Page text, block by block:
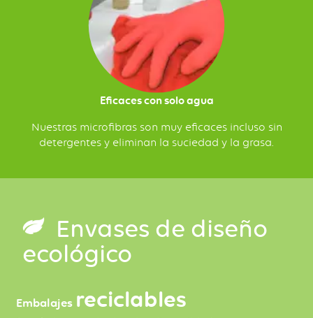
Eficaces con solo agua
Nuestras microfibras son muy eficaces incluso sin
detergentes y eliminan la suciedad y la grasa.
Envases de diseño
ecológico
Embalajes reciclables